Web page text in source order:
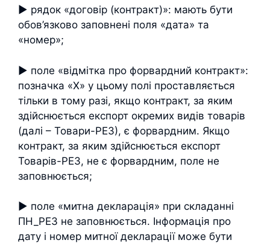
► рядок «договір (контракт)»: мають бути
обов’язково заповнені поля «дата» та
«номер»;
► поле «відмітка про форвардний контракт»:
позначка «Х» у цьому полі проставляється
тільки в тому разі, якщо контракт, за яким
здійснюється експорт окремих видів товарів
(далі – Товари-РЕЗ), є форвардним. Якщо
контракт, за яким здійснюється експорт
Товарів-РЕЗ, не є форвардним, поле не
заповнюється;
► поле «митна декларація» при складанні
ПН_РЕЗ не заповнюється. Інформація про
дату і номер митної декларації може бути